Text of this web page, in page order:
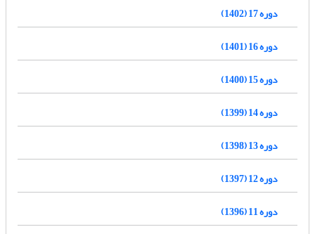
دوره 17 (1402)
دوره 16 (1401)
دوره 15 (1400)
دوره 14 (1399)
دوره 13 (1398)
دوره 12 (1397)
دوره 11 (1396)